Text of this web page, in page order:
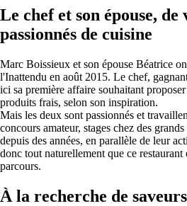
Le chef et son épouse, de
passionnés de cuisine
Marc Boissieux et son épouse Béatrice
l'Inattendu en août 2015. Le chef,
ici sa première affaire souhaitant
produits frais, selon son inspiration.
Mais les deux sont passionnés et
concours amateur, stages chez des
depuis des années, en parallèle de leur
donc tout naturellement que ce restaurant
parcours.
À la recherche de saveurs